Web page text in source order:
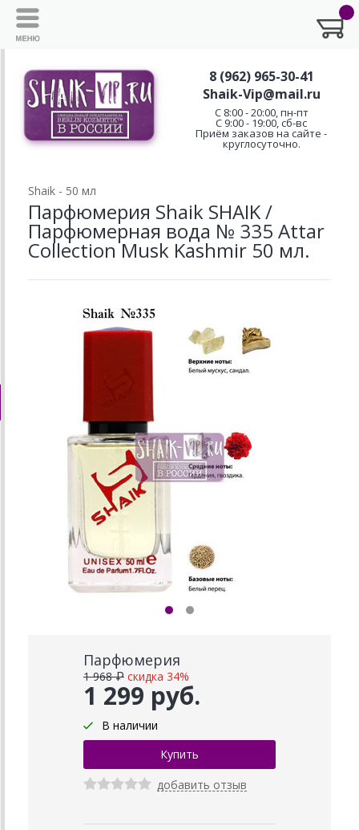
8 (962) 965-30-41
Shaik-Vip@mail.ru
C 8:00 - 20:00, пн-пт
С 9:00 - 19:00, сб-вс
Приём заказов на сайте -
круглосуточно.
Shaik - 50 мл
Парфюмерия Shaik SHAIK /
Парфюмерная вода № 335 Attar
Collection Musk Kashmir 50 мл.
Парфюмерия
1 299 руб.
1 968 ₽ скидка 34%
В наличии
добавить отзыв